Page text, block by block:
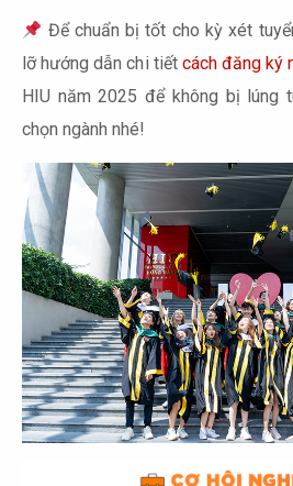
Để chuẩn bị tốt cho kỳ xét
lỡ hướng dẫn chi tiết cách đăng ký
HIU năm 2025 để không bị lúng
chọn ngành nhé!